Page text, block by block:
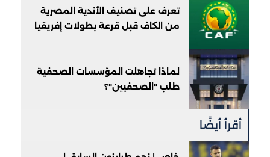
تعرف على تصنيف الأندية المصرية
من الكاف قبل قرعة بطولات إفريقيا
لماذا تجاهلت المؤسسات الصحفية
طلب "الصحفيين"؟
أقرأ أيضًا